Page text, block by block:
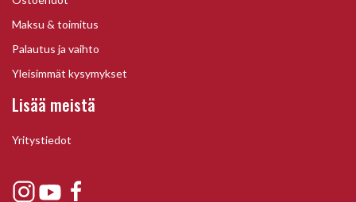
Maksu & toimitus
Palautus ja vaihto
Yleisimmät kysymykset
Lisää meistä
Yritystiedot